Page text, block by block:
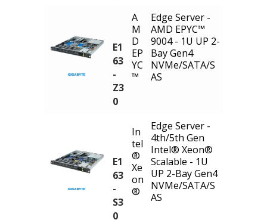
E1
63
-
Z3
0
A
M
D
EP
YC
™
Edge Server -
AMD EPYC™
9004 - 1U UP 2-
Bay Gen4
NVMe/SATA/S
AS
E1
63
-
S3
0
In
tel
®
Xe
on
®
Edge Server -
4th/5th Gen
Intel® Xeon®
Scalable - 1U
UP 2-Bay Gen4
NVMe/SATA/S
AS